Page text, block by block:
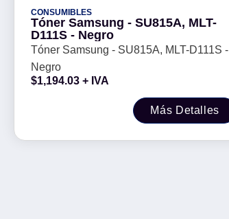
CONSUMIBLES
Tóner Samsung - SU815A, MLT-
D111S - Negro
Tóner Samsung - SU815A, MLT-D111S -
Negro
$1,194.03 + IVA
Más Detalles